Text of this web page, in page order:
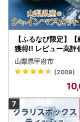
【ふるなび限定】
獲得!! レビュー高
〈2026年度配送分〉
県産 シャインマスカ
～3房（1.0kg以上
ン フルーツ FN-
P
山梨県甲府市
(2009)